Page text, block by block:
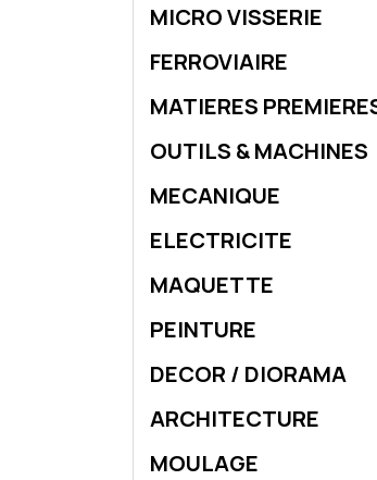
MICRO VISSERIE
FERROVIAIRE
MATIERES
OUTILS & MACHINES
MECANIQUE
ELECTRICITE
MAQUETTE
PEINTURE
DECOR / DIORAMA
ARCHITECTURE
MOULAGE